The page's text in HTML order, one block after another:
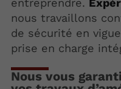
entreprendre.
nous travaillons
de sécurité en
prise en charge
Nous vous